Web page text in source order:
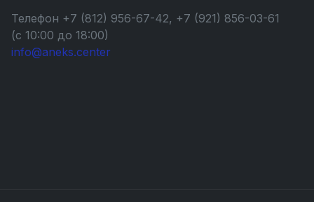
Телефон +7 (812) 956-67-42, +7 (921) 856-03-61
(с 10:00 до 18:00)
info@aneks.center